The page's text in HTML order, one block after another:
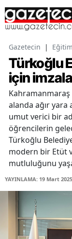
Gazetecin | Eğitim
Türkoğlu
için
alanda ağır yara
umut verici bir
öğrencilerin
Türkoğlu
modern bir Etüt
mutluluğunu
YAYINLAMA: 19 Mart